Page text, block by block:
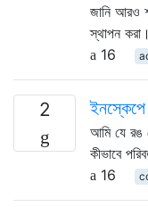
জানি আরও
স্থাপন
16
2 ইনস্কেপে
আমি যে রঙ
কীভাবে
16